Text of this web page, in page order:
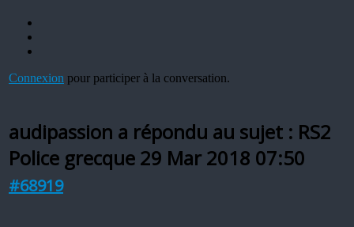
Connexion pour participer à la conversation.
audipassion a répondu au sujet : RS2
Police grecque 29 Mar 2018 07:50
#68919